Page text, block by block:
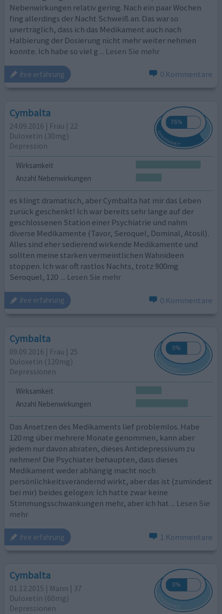
Nebenwirkungen relativ gering. Nach ein paar Wochen
fing allerdings der Nacht Schweiß an. Das war so
unerträglich, dass ich das Medikament auch nach
Halbierung der Dosierung nicht mehr weiter nehmen
konnte. Ich habe so viel g ... Lesen Sie mehr
ihre erfahrung 0 Kommentare
Cymbalta
24.09.2016 | Frau | 22
Duloxetin (30mg)
Depression
Wirksamkeit
Anzahl Nebenwirkungen
es klingt dramatisch, aber Cymbalta hat mir das Leben
zurück geschenkt! Ich war bereits sehr lange auf der
geschlossenen Station einer Psychiatrie und nahm
diverse Medikamente (Tavor, Seroquel, Dominal, Atosil).
Alles sind eher sedierend wirkende Medikamente und
sollten meine starken vermeintlichen Wahnideen
stoppen. Ich war oft rastlos Nachts, trotz 900mg
Seroquel, 120 ... Lesen Sie mehr
ihre erfahrung 0 Kommentare
Cymbalta
09.09.2016 | Frau | 25
Duloxetin (120mg)
Depressionen
Wirksamkeit
Anzahl Nebenwirkungen
Das Ansetzen des Medikaments lief problemlos. Habe
120 mg über mehrere Monate genommen, kann aber
jedem nur davon abraten, dieses Antidepressivum zu
nehmen! Die Psychiater behaupten, dass dieses
Medikament weder abhängig macht noch
persönlichkeitsverändernd wirkt, aber das ist (zumindest
bei mir) beides gelogen: Ich hatte zwar keine
Stimmungsschwankungen mehr, aber ich hat ... Lesen Sie
mehr
ihre erfahrung 1 Kommentare
Cymbalta
01.12.2015 | Mann | 37
Duloxetin (60mg)
Depressionen